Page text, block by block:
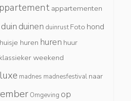
appartementen
duin duinen duinrust Foto hond
huisje huren huren huur
klassieker weekend
luxe madnes madnesfestival naar
Omgeving op